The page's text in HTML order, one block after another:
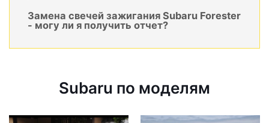
Замена свечей зажигания Subaru Forester
- могу ли я получить отчет?
Subaru по моделям